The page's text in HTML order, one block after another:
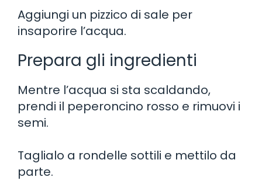
Aggiungi un pizzico di sale per
insaporire l’acqua.
Prepara gli ingredienti
Mentre l’acqua si sta scaldando,
prendi il peperoncino rosso e rimuovi i
semi.
Taglialo a rondelle sottili e mettilo da
parte.